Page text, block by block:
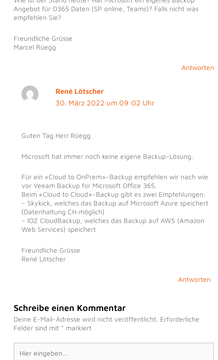
Angebot für O365 Daten (SP online, Teams)? Falls nicht was
empfehlen Sie?
Freundliche Grüsse
Marcel Rüegg
Antworten
René Lötscher
30. März 2022 um 09:02 Uhr
Guten Tag Herr Rüegg
Microsoft hat immer noch keine eigene Backup-Lösung.
Für ein «Cloud to OnPrem»–Backup empfehlen wir nach wie
vor Veeam Backup for Microsoft Office 365.
Beim «Cloud to Cloud»–Backup gibt es zwei Empfehlungen:
– Skykick, welches das Backup auf Microsoft Azure speichert
(Datenhaltung CH möglich)
– IOZ CloudBackup, welches das Backup auf AWS (Amazon
Web Services) speichert
Freundliche Grüsse
René Lötscher
Antworten
Schreibe einen Kommentar
Deine E-Mail-Adresse wird nicht veröffentlicht. Erforderliche
Felder sind mit * markiert
Hier
eingeben…